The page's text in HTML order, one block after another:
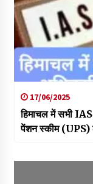
17/06/2025
हिमाचल में सभी
पेंशन स्कीम (UPS)